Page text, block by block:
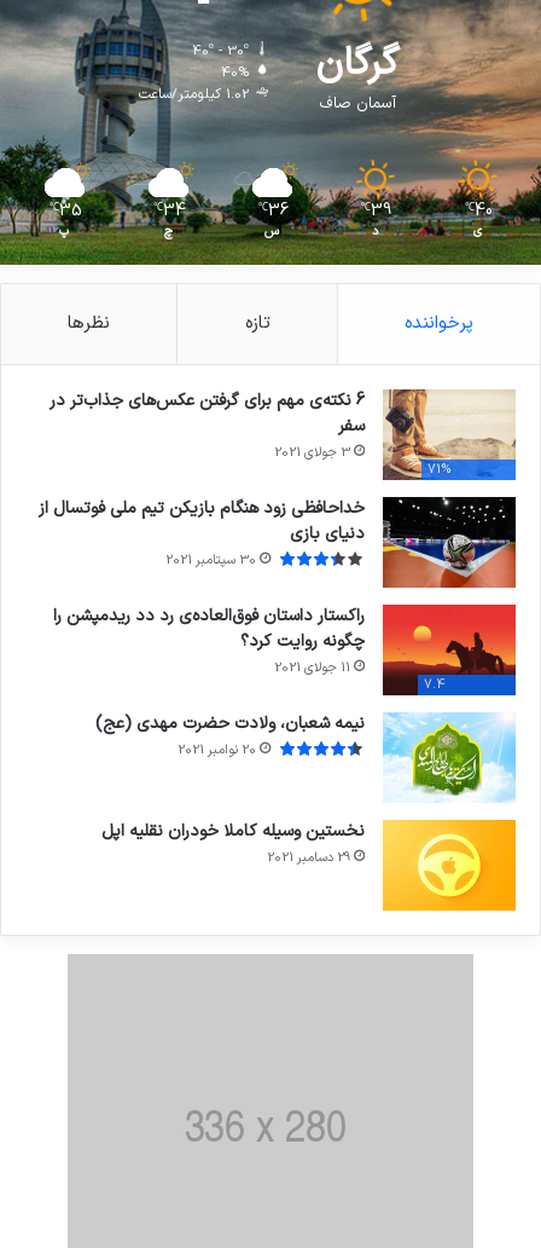
گرگان
آسمان صاف
40º - 30º
40%
1.02 کیلومتر/ساعت
40
℃
ی
39
℃
د
36
℃
س
34
℃
چ
35
℃
پ
پرخواننده تازه نظرها
71%
6 نکته‌ی مهم برای گرفتن عکس‌های جذاب‌تر در
سفر
3 جولای 2021
خداحافظی زود هنگام بازیکن تیم ملی فوتسال از
دنیای بازی
30 سپتامبر 2021
7.4
راکستار داستان فوق‌العاده‌ی رد دد ریدمپشن را
چگونه روایت کرد؟
11 جولای 2021
نیمه شعبان، ولادت حضرت مهدی (عج)
20 نوامبر 2021
نخستین وسیله کاملا خودران نقلیه اپل
29 دسامبر 2021